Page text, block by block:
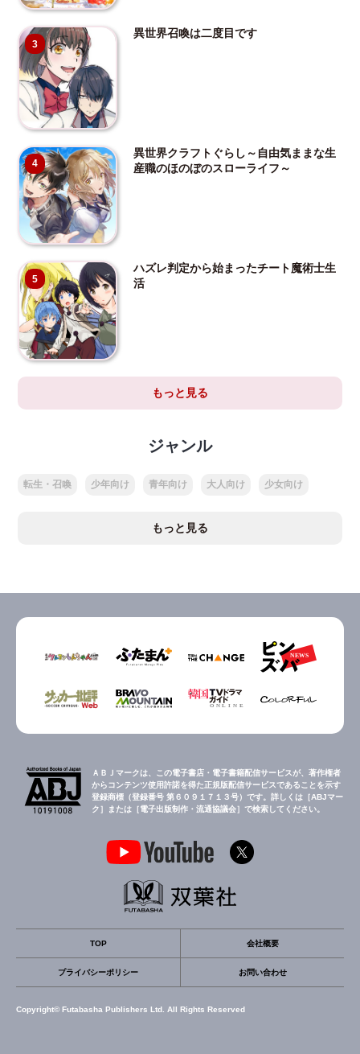
3
異世界召喚は二度目です
4
異世界クラフトぐらし～自由気ままな生
産職のほのぼのスローライフ～
5
ハズレ判定から始まったチート魔術士生
活
もっと見る
ジャンル
転生・召喚 少年向け 青年向け 大人向け 少女向け
もっと見る
ＡＢＪマークは、この電子書店・電子書籍配信サービスが、著作権者
からコンテンツ使用許諾を得た正規版配信サービスであることを示す
登録商標（登録番号 第６０９１７１３号）です。詳しくは［ABJマー
ク］または［電子出版制作・流通協議会］で検索してください。
TOP 会社概要
プライバシーポリシー お問い合わせ
Copyright© Futabasha Publishers Ltd. All Rights Reserved